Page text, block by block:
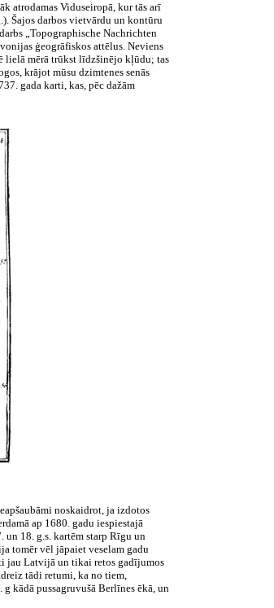
atrodamas Viduseiropā, kur tās arī
Šajos darbos vietvārdu un kontūru
„Topographische Nachrichten
ģeogrāfiskos attēlus. Neviens
lielā mērā trūkst līdzšinējo kļūdu; tas
krājot mūsu dzimtenes senās
gada karti, kas, pēc dažām
noskaidrot, ja izdotos
ap 1680. gadu iespiestajā
18. g.s. kartēm starp Rīgu un
tomēr vēl jāpaiet veselam gadu
jau Latvijā un tikai retos gadījumos
tādi retumi, ka no tiem,
kādā pussagruvušā Berlīnes ēkā, un